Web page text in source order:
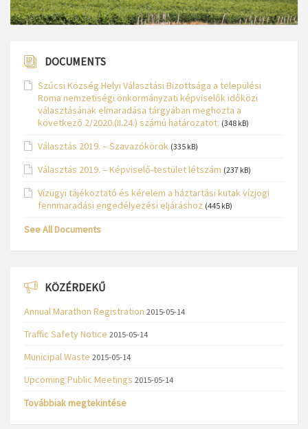
DOCUMENTS
Szűcsi Község Helyi Választási Bizottsága a települési
Roma nemzetiségi önkormányzati képviselők időközi
választásának elmaradása tárgyában meghozta a
következő 2/2020.(II.24.) számú határozatot. (348 kB)
Választás 2019. – Szavazókörök (335 kB)
Választás 2019. – Képviselő-testület létszám (237 kB)
Vízügyi tájékoztató és kérelem a háztartási kutak vízjogi
fennmaradási engedélyezési eljáráshoz (445 kB)
See All Documents
KÖZÉRDEKŰ
Annual Marathon Registration 2015-05-14
Traffic Safety Notice 2015-05-14
Municipal Waste 2015-05-14
Upcoming Public Meetings 2015-05-14
Továbbiak megtekintése